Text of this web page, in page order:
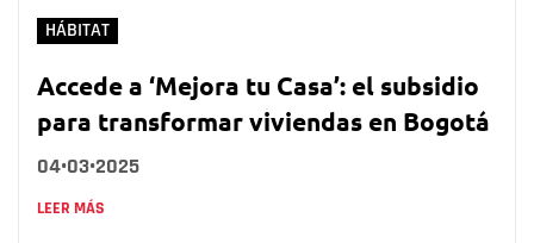
HÁBITAT
Accede a ‘Mejora tu Casa’: el subsidio
para transformar viviendas en Bogotá
04•03•2025
LEER MÁS